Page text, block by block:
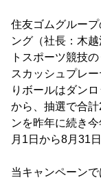
住友ゴムグルー
ング（社長：木
トスポーツ競技
スカッシュプレ
りボールはダン
から、抽選で合
ンを昨年に続き
月1日から8月31
当キャンペーン